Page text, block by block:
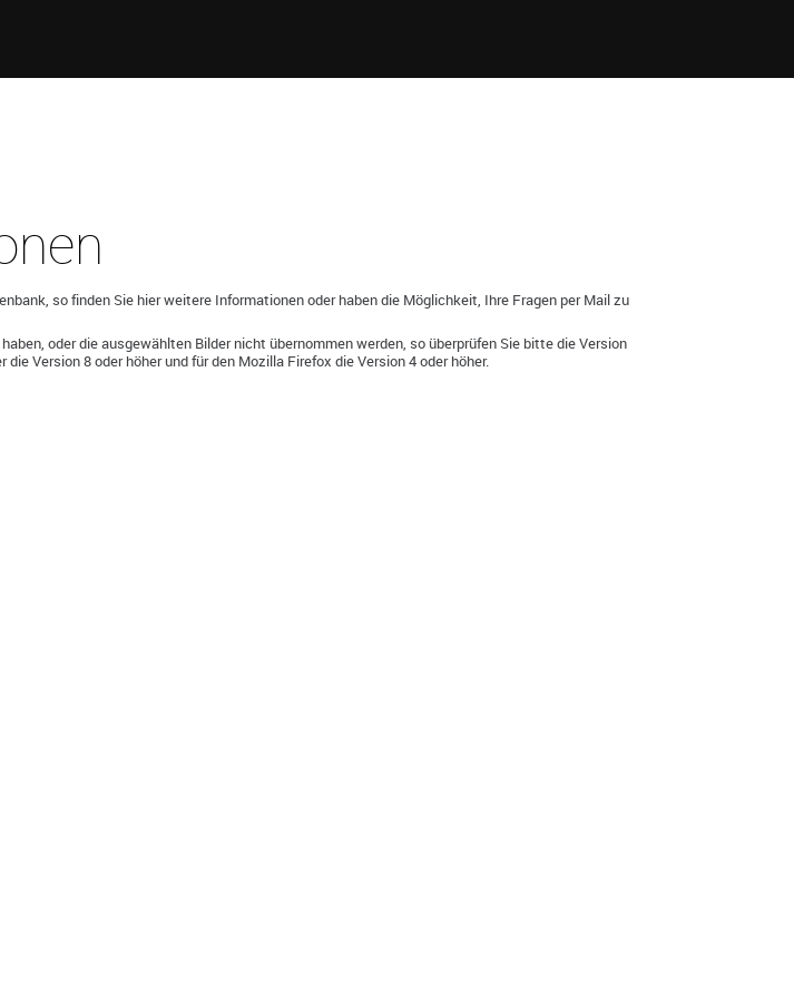
so finden Sie hier weitere Informationen oder haben die Möglichkeit, Ihre Fragen per Mail zu
oder die ausgewählten Bilder nicht übernommen werden, so überprüfen Sie bitte die Version
Version 8 oder höher und für den Mozilla Firefox die Version 4 oder höher.